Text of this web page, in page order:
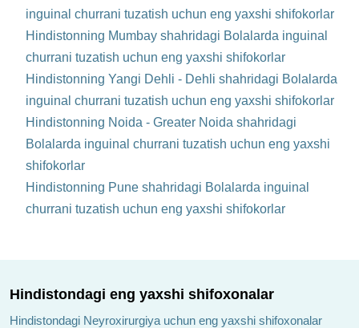
inguinal churrani tuzatish uchun eng yaxshi shifokorlar
Hindistonning Mumbay shahridagi Bolalarda inguinal
churrani tuzatish uchun eng yaxshi shifokorlar
Hindistonning Yangi Dehli - Dehli shahridagi Bolalarda
inguinal churrani tuzatish uchun eng yaxshi shifokorlar
Hindistonning Noida - Greater Noida shahridagi
Bolalarda inguinal churrani tuzatish uchun eng yaxshi
shifokorlar
Hindistonning Pune shahridagi Bolalarda inguinal
churrani tuzatish uchun eng yaxshi shifokorlar
Hindistondagi eng yaxshi shifoxonalar
Hindistondagi Neyroxirurgiya uchun eng yaxshi shifoxonalar